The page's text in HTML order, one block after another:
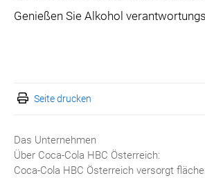
Genießen Sie Alkohol
Seite drucken
Das Unternehmen
Über Coca-Cola HBC Österreich:
Coca-Cola HBC Österreich versorgt